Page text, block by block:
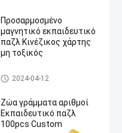
Προσαρμοσμένο
μαγνητικό εκπαιδευτικό
παζλ Κινέζικος χάρτης
μη τοξικός
Εκπαιδευτικός γρίφος τορνε
υτικών πριονιών
2024-04-12
Ζώα γράμματα αριθμοί
Εκπαιδευτικό παζλ
100pcs Custom